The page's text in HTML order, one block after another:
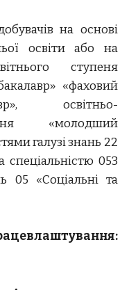
на основі
освіти або на
ступеня
«фаховий
освітньо-
«молодший
галузі знань 22
спеціальністю 053
05 «Соціальні та